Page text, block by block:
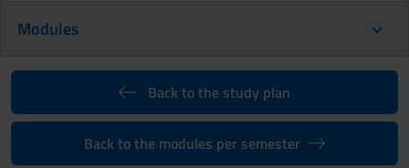
Modules
Back to the study plan
Back to the modules per semester